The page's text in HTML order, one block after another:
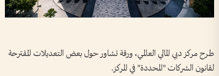
طرح مركز دبي المالي العالمي، ورقة تشاور حول بعض التعديلات المقترحة
لقانون الشركات "المحددة" في المركز.